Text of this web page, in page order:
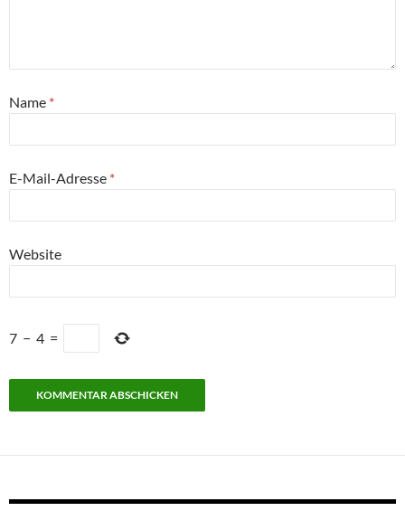
Name *
E-Mail-Adresse *
Website
7 − 4 =